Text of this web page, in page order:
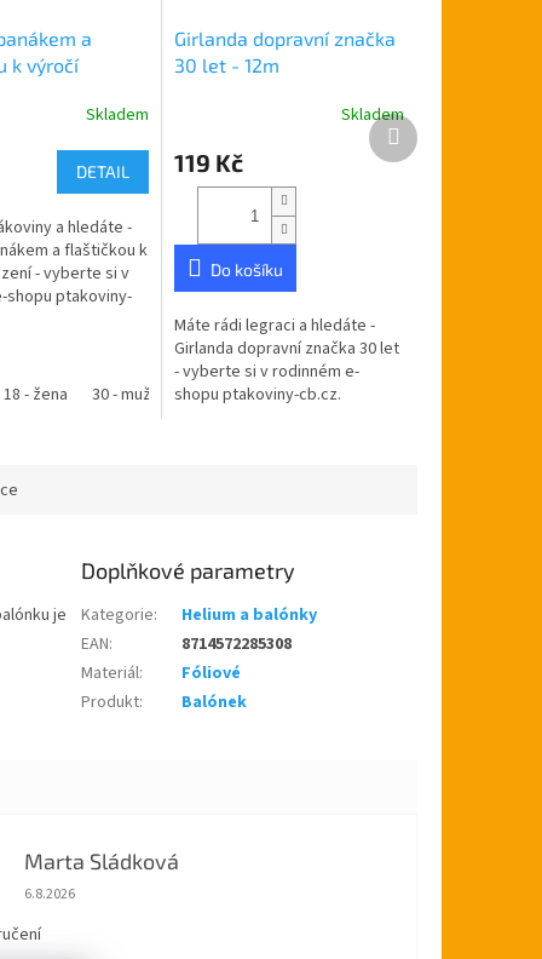
40 - muž 40 - žena 45 50 - muž 50 - žena
a
k výročí
Skladem
DETAIL
a hledáte -
a flaštičkou k
- vyberte si v
shopu ptakoviny-
18 - žena 30 - muž 30 - žena 40 - muž
Girlanda dopravní značka
30 let - 12m
Skladem
119 Kč
Do košíku
Máte rádi legraci a hledáte -
Girlanda dopravní značka 30 let
- vyberte si v rodinném e-
shopu ptakoviny-cb.cz.
Další
produkt
je
Doplňkové parametry
Kategorie:
Helium a balónky
EAN:
8714572285308
Materiál:
Fóliové
Produkt: Balónek
Marta Sládková
Hodnocení obchodu je 5 z 5 hvězdiček.
6.8.2026